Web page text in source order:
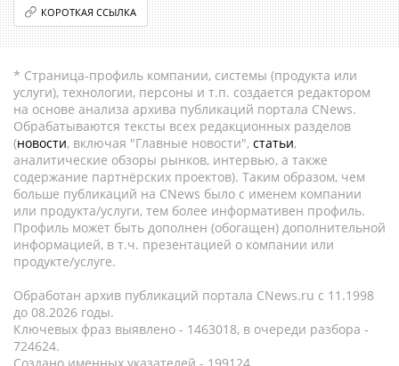
КОРОТКАЯ ССЫЛКА
* Страница-профиль компании, системы (продукта или
услуги), технологии, персоны и т.п. создается редактором
на основе анализа архива публикаций портала CNews.
Обрабатываются тексты всех редакционных разделов
(новости, включая "Главные новости", статьи,
аналитические обзоры рынков, интервью, а также
содержание партнёрских проектов). Таким образом, чем
больше публикаций на CNews было с именем компании
или продукта/услуги, тем более информативен профиль.
Профиль может быть дополнен (обогащен) дополнительной
информацией, в т.ч. презентацией о компании или
продукте/услуге.
Обработан архив публикаций портала CNews.ru c 11.1998
до 08.2026 годы.
Ключевых фраз выявлено - 1463018, в очереди разбора -
724624.